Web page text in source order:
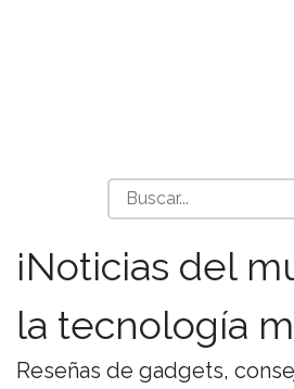
¡Noticias del
la tecnología
Reseñas de gadgets,